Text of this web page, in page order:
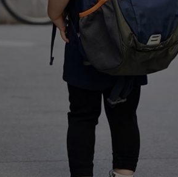
ゲスト 様
ログイン / マイページ
お気に入りアイテム
ブランド